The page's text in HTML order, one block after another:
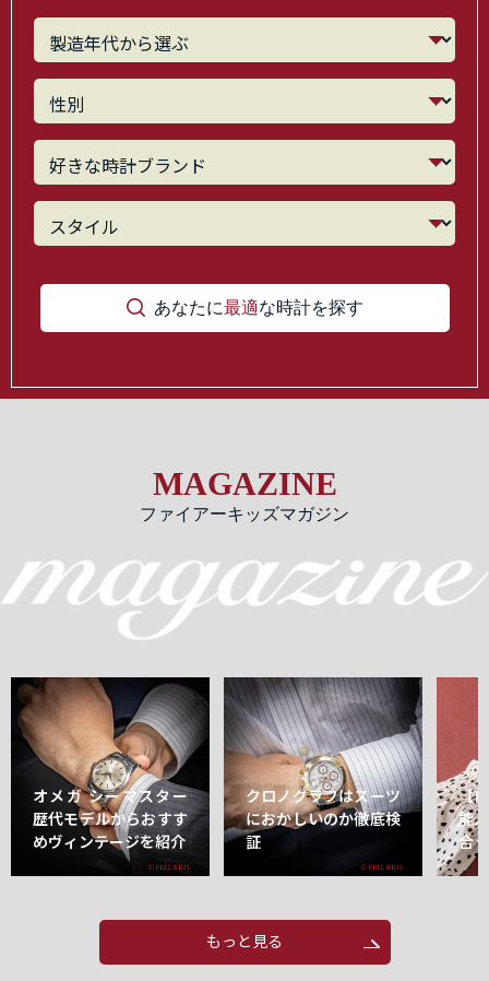
あなたに最適な時計を探す
MAGAZINE
ファイアーキッズマガジン
オメガ シーマスター
歴代モデルからおすす
めヴィンテージを紹介
クロノグラフはスーツ
におかしいのか徹底検
証
【
能
合
もっと見る